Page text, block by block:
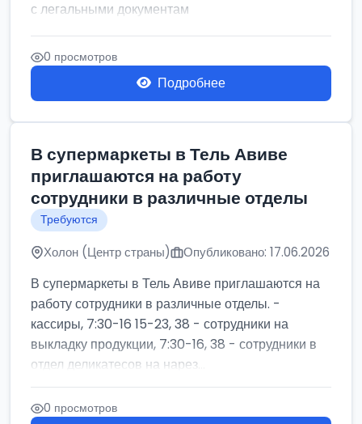
с легальными документам
0 просмотров
Подробнее
В супермаркеты в Тель Авиве
приглашаются на работу
сотрудники в различные отделы
Требуются
Холон (Центр страны) Опубликовано: 17.06.2026
В супермаркеты в Тель Авиве приглашаются на
работу сотрудники в различные отделы. -
кассиры, 7:30-16 15-23, 38 - сотрудники на
выкладку продукции, 7:30-16, 38 - сотрудники в
отдел деликатесов на нарез...
0 просмотров